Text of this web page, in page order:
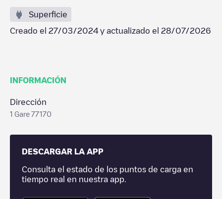
Superficie
Creado el 27/03/2024 y actualizado el 28/07/2026
INFORMACIÓN
Dirección
1 Gare 77170
DESCARGAR LA APP
Consulta el estado de los puntos de carga en
tiempo real en nuestra app.